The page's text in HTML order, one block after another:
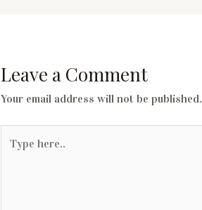
Leave a Comment
Your email address will not be published.